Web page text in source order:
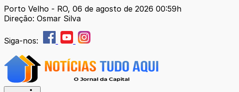
Porto Velho - RO, 06 de agosto de 2026 00:59h
Direção: Osmar Silva
Siga-nos: